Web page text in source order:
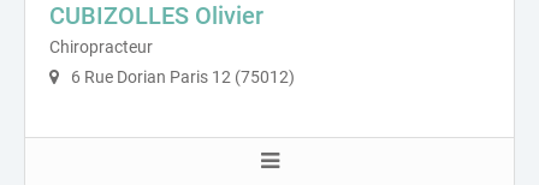
CUBIZOLLES Olivier
Chiropracteur
6 Rue Dorian Paris 12 (75012)